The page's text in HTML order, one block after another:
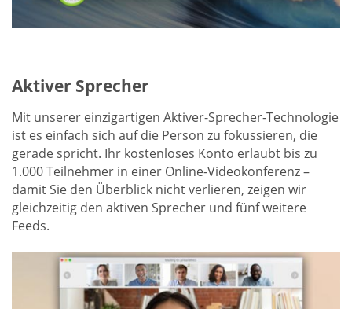
Aktiver Sprecher
Mit unserer einzigartigen Aktiver-Sprecher-Technologie
ist es einfach sich auf die Person zu fokussieren, die
gerade spricht. Ihr kostenloses Konto erlaubt bis zu
1.000 Teilnehmer in einer Online-Videokonferenz –
damit Sie den Überblick nicht verlieren, zeigen wir
gleichzeitig den aktiven Sprecher und fünf weitere
Feeds.